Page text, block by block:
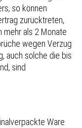
so können
zurücktreten,
als 2 Monate
wegen Verzug
auch solche die bis
sind
Ware